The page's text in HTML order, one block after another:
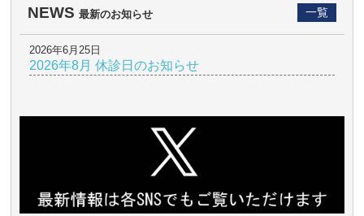
NEWS 最新のお知らせ 一覧
2026年6月25日
2026年8月 休診日のお知らせ